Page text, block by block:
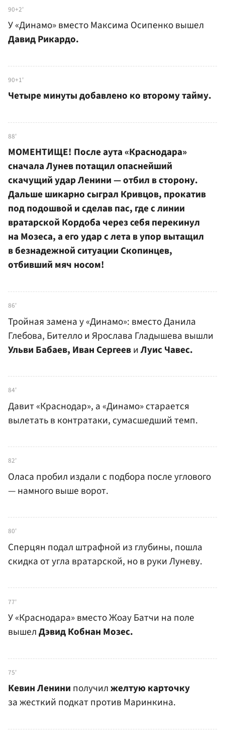
90+2'
У «Динамо» вместо Максима Осипенко вышел
Давид Рикардо.
90+1'
Четыре минуты добавлено ко второму тайму.
88'
МОМЕНТИЩЕ! После аута «Краснодара»
сначала Лунев потащил опаснейший
скачущий удар Ленини — отбил в сторону.
Дальше шикарно сыграл Кривцов, прокатив
под подошвой и сделав пас, где с линии
вратарской Кордоба через себя перекинул
на Мозеса, а его удар с лета в упор вытащил
в безнадежной ситуации Скопинцев,
отбивший мяч носом!
86'
Тройная замена у «Динамо»: вместо Данила
Глебова, Бителло и Ярослава Гладышева вышли
Ульви Бабаев, Иван СергеевиЛуис Чавес.
84'
Давит «Краснодар», а «Динамо» старается
вылетать в контратаки, сумасшедший темп.
82'
Оласа пробил издали с подбора после углового
— намного выше ворот.
80'
Сперцян подал штрафной из глубины, пошла
скидка от угла вратарской, но в руки Луневу.
77'
У «Краснодара» вместо Жоау Батчи на поле
вышелДэвид Кобнан Мозес.
75'
Кевин Ленини получилжелтую карточку
за жесткий подкат против Маринкина.